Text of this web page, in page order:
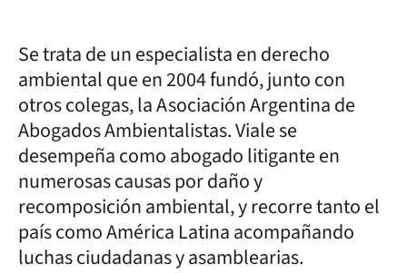
Se trata de un especialista en derecho
ambiental que en 2004 fundó, junto con
otros colegas, la Asociación Argentina de
Abogados Ambientalistas. Viale se
desempeña como abogado litigante en
numerosas causas por daño y
recomposición ambiental, y recorre tanto el
país como América Latina acompañando
luchas ciudadanas y asamblearias.